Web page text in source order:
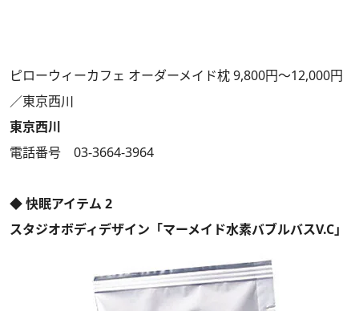
ピローウィーカフェ オーダーメイド枕 9,800円～12,000円
／東京西川
東京西川
電話番号 03-3664-3964
◆ 快眠アイテム 2
スタジオボディデザイン「マーメイド水素バブルバスV.C」